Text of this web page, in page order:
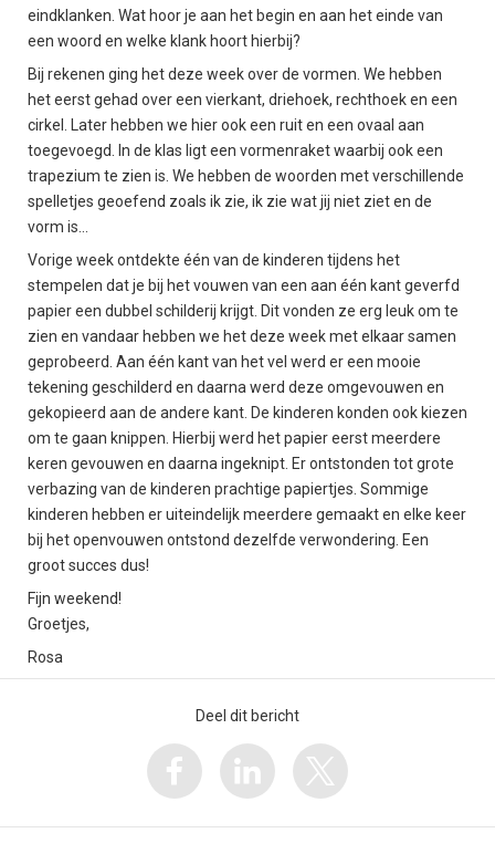
eindklanken. Wat hoor je aan het begin en aan het einde van
een woord en welke klank hoort hierbij?
Bij rekenen ging het deze week over de vormen. We hebben
het eerst gehad over een vierkant, driehoek, rechthoek en een
cirkel. Later hebben we hier ook een ruit en een ovaal aan
toegevoegd. In de klas ligt een vormenraket waarbij ook een
trapezium te zien is. We hebben de woorden met verschillende
spelletjes geoefend zoals ik zie, ik zie wat jij niet ziet en de
vorm is...
Vorige week ontdekte één van de kinderen tijdens het
stempelen dat je bij het vouwen van een aan één kant geverfd
papier een dubbel schilderij krijgt. Dit vonden ze erg leuk om te
zien en vandaar hebben we het deze week met elkaar samen
geprobeerd. Aan één kant van het vel werd er een mooie
tekening geschilderd en daarna werd deze omgevouwen en
gekopieerd aan de andere kant. De kinderen konden ook kiezen
om te gaan knippen. Hierbij werd het papier eerst meerdere
keren gevouwen en daarna ingeknipt. Er ontstonden tot grote
verbazing van de kinderen prachtige papiertjes. Sommige
kinderen hebben er uiteindelijk meerdere gemaakt en elke keer
bij het openvouwen ontstond dezelfde verwondering. Een
groot succes dus!
Fijn weekend!
Groetjes,
Rosa
Deel dit bericht